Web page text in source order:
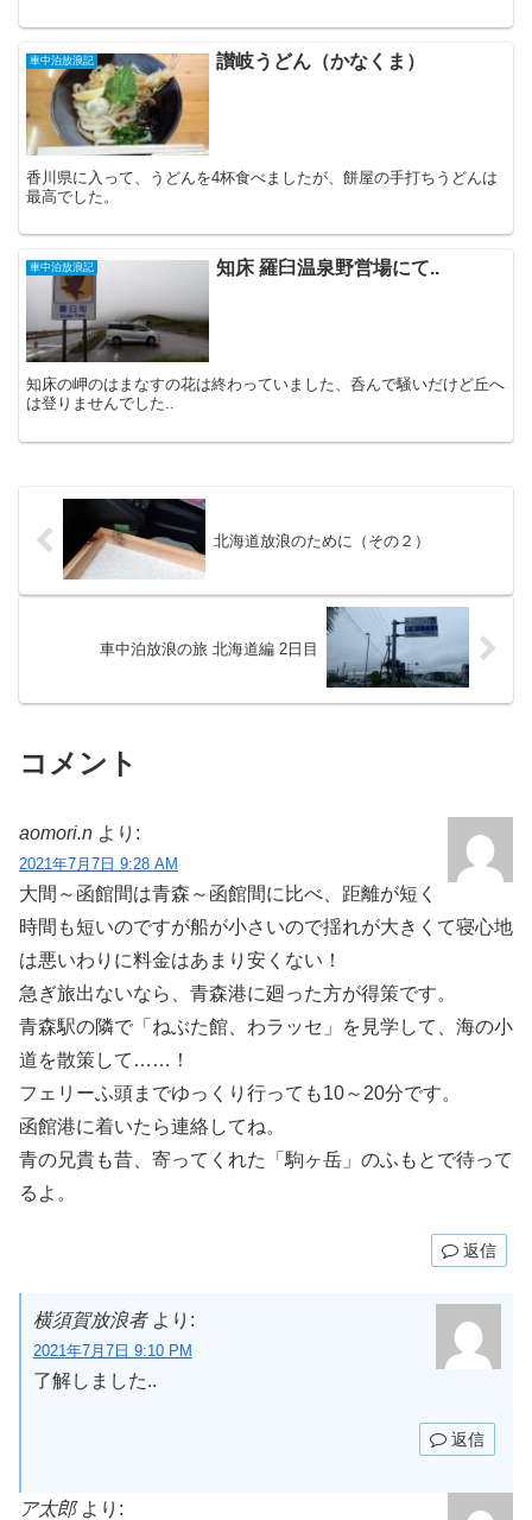
車中泊放浪記 讃岐うどん（かなくま）
香川県に入って、うどんを4杯食べましたが、餅屋の手打ちうどんは
最高でした。
車中泊放浪記 知床 羅臼温泉野営場にて..
知床の岬のはまなすの花は終わっていました、呑んで騒いだけど丘へ
は登りませんでした..
北海道放浪のために（その２）
車中泊放浪の旅 北海道編 2日目
コメント
aomori.n より:
2021年7月7日 9:28 AM
大間～函館間は青森～函館間に比べ、距離が短く
時間も短いのですが船が小さいので揺れが大きくて寝心地
は悪いわりに料金はあまり安くない！
急ぎ旅出ないなら、青森港に廻った方が得策です。
青森駅の隣で「ねぶた館、わラッセ」を見学して、海の小
道を散策して……！
フェリーふ頭までゆっくり行っても10～20分です。
函館港に着いたら連絡してね。
青の兄貴も昔、寄ってくれた「駒ヶ岳」のふもとで待って
るよ。
返信
横須賀放浪者 より:
2021年7月7日 9:10 PM
了解しました..
返信
ア太郎 より: